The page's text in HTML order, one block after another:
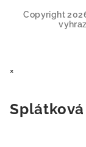
Copyright
×